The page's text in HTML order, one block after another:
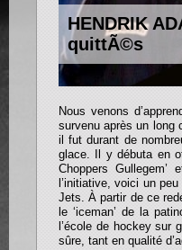
HENDRIK
quittÃ©s
Nous venons
survenu après un long
il fut durant de
glace. Il y débuta en
Choppers
l’initiative, voici un
Jets. À partir de ce
le ‘iceman’ de la
l’école de hockey sur
sûre, tant en qualité